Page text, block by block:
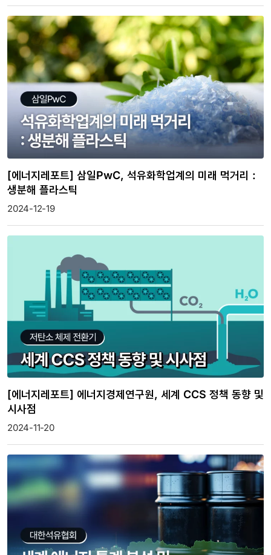
[에너지레포트] 삼일PwC, 석유화학업계의 미래 먹거리 :
생분해 플라스틱
2024-12-19
[에너지레포트] 에너지경제연구원, 세계 CCS 정책 동향 및
시사점
2024-11-20